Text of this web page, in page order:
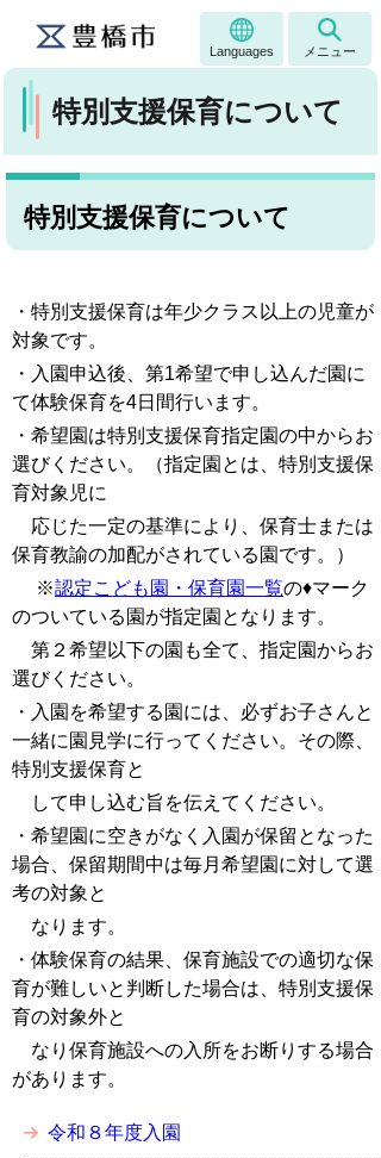
Languages メニュー
特別支援保育について
特別支援保育について
・特別支援保育は年少クラス以上の児童が
対象です。
・入園申込後、第1希望で申し込んだ園に
て体験保育を4日間行います。
・希望園は特別支援保育指定園の中からお
選びください。（指定園とは、特別支援保
育対象児に
応じた一定の基準により、保育士または
保育教諭の加配がされている園です。）
※認定こども園・保育園一覧の♦マーク
のついている園が指定園となります。
第２希望以下の園も全て、指定園からお
選びください。
・入園を希望する園には、必ずお子さんと
一緒に園見学に行ってください。その際、
特別支援保育と
して申し込む旨を伝えてください。
・希望園に空きがなく入園が保留となった
場合、保留期間中は毎月希望園に対して選
考の対象と
なります。
・体験保育の結果、保育施設での適切な保
育が難しいと判断した場合は、特別支援保
育の対象外と
な り保育施設への入所をお断りする場合
があります。
令和８年度入園